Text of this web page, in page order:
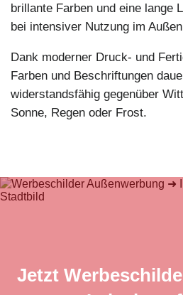
brillante Farben und eine lange
bei intensiver Nutzung im
Dank moderner Druck- und
Farben und Beschriftungen
widerstandsfähig gegenüber
Sonne, Regen oder Frost.
Jetzt